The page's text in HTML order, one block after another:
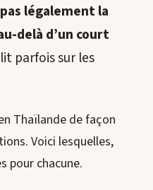
légalement la
delà d’un court
parfois sur les
Thaïlande de façon
Voici lesquelles,
pour chacune.